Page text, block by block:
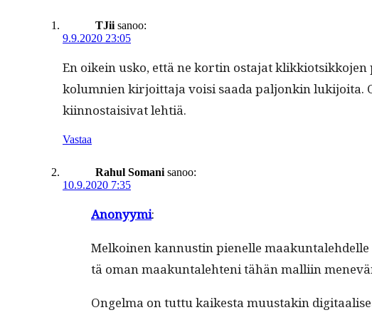
TJii sanoo:
9.9.2020 23:05
En oikein usko, että ne kortin osta­jat
kolum­nien kir­joit­ta­ja voisi saa­da paljonkin luk­i­joi­ta.
kiin­nos­taisi­vat lehtiä.
Vastaa
Rahul Somani sanoo:
10.9.2020 7:35
Anonyy­mi:
Melkoinen kan­nustin pienelle
tä oman maakun­tale­ht­eni tähän malli­in
Ongel­ma on tut­tu kaikesta muus­takin